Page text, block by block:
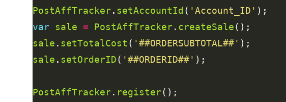
PostAffTracker. setAccountId( 'Account_ID'
var sale = PostAffTracker. createSale
sale . setTotalCost ( '##ORDERSUBTOTAL##'
sale . setOrderID( '##ORDERID##'
PostAffTracker. register